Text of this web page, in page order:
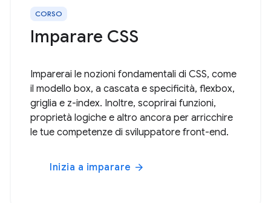
CORSO
Imparare CSS
Imparerai le nozioni fondamentali di CSS, come
il modello box, a cascata e specificità, flexbox,
griglia e z-index. Inoltre, scoprirai funzioni,
proprietà logiche e altro ancora per arricchire
le tue competenze di sviluppatore front-end.
Inizia a imparare arrow_forward